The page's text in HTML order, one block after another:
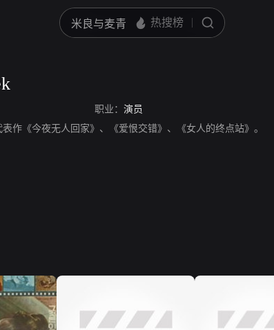
职业： 演员
表作《今夜无人回家》、《爱恨交错》、《女人的终点站》。